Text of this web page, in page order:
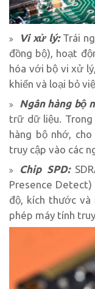
Vi xử lý: Trái
đồng bộ), hoạt
hóa với bộ vi xử
khiển và loại bỏ
Ngân hàng bộ
trữ dữ liệu. Trong
hàng bộ nhớ,
truy cập vào các
Chip SPD:
Presence
độ, kích thước và
phép máy tính